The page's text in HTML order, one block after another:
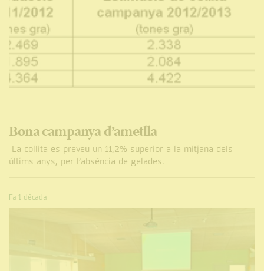
Bona campanya d’ametlla
La collita es preveu un 11,2% superior a la mitjana dels
últims anys, per l’absència de gelades.
Fa 1 dècada